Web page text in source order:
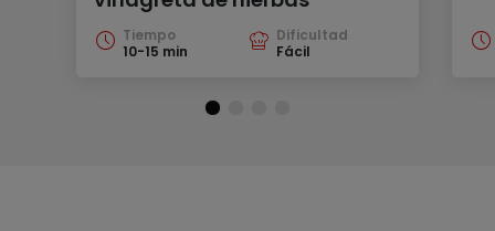
Tiempo
10-15 min
Dificultad
Fácil